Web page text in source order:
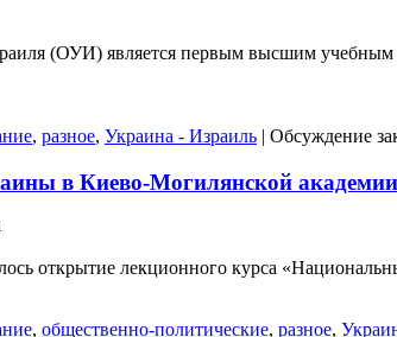
(ОУИ) является первым высшим учебным
, разное, Украина - Израиль | Обсуждение
в Киево-Могилянской академии
открытие лекционного курса
, общественно-политические, разное,